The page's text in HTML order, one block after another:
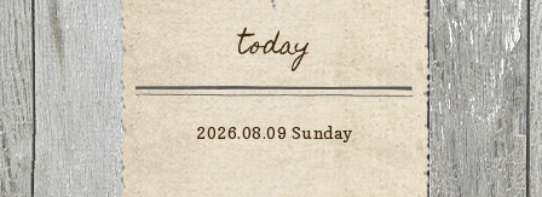
today
2026.08.09 Sunday